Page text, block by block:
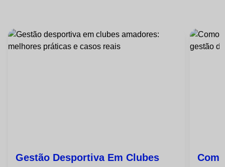
Gestão Desportiva Em Clubes